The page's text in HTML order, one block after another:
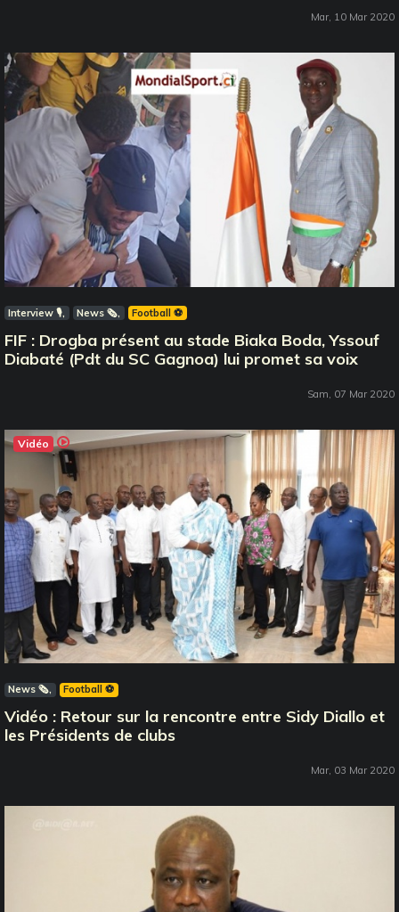
Mar, 10 Mar 2020
Interview 🎙️ News 🗞️ Football ⚽️
FIF : Drogba présent au stade Biaka Boda, Yssouf
Diabaté (Pdt du SC Gagnoa) lui promet sa voix
Sam, 07 Mar 2020
Vidéo
News 🗞️ Football ⚽️
Vidéo : Retour sur la rencontre entre Sidy Diallo et
les Présidents de clubs
Mar, 03 Mar 2020